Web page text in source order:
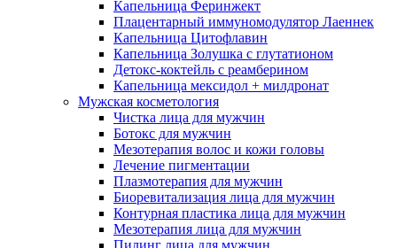
Капельница Феринжект
Плацентарный иммуномодулятор Лаеннек
Капельница Цитофлавин
Капельница Золушка с глутатионом
Детокс-коктейль с реамберином
Капельница мексидол + милдронат
Мужская косметология
Чистка лица для мужчин
Ботокс для мужчин
Мезотерапия волос и кожи головы
Лечение пигментации
Плазмотерапия для мужчин
Биоревитализация лица для мужчин
Контурная пластика лица для мужчин
Мезотерапия лица для мужчин
Пилинг лица для мужчин